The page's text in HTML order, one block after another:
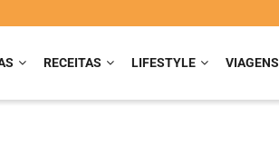
RECEITAS LIFESTYLE VIAGENS